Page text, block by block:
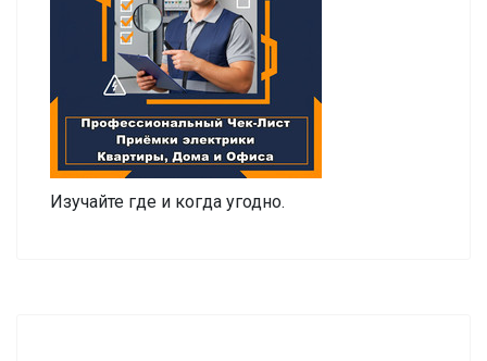
Изучайте где и когда угодно.